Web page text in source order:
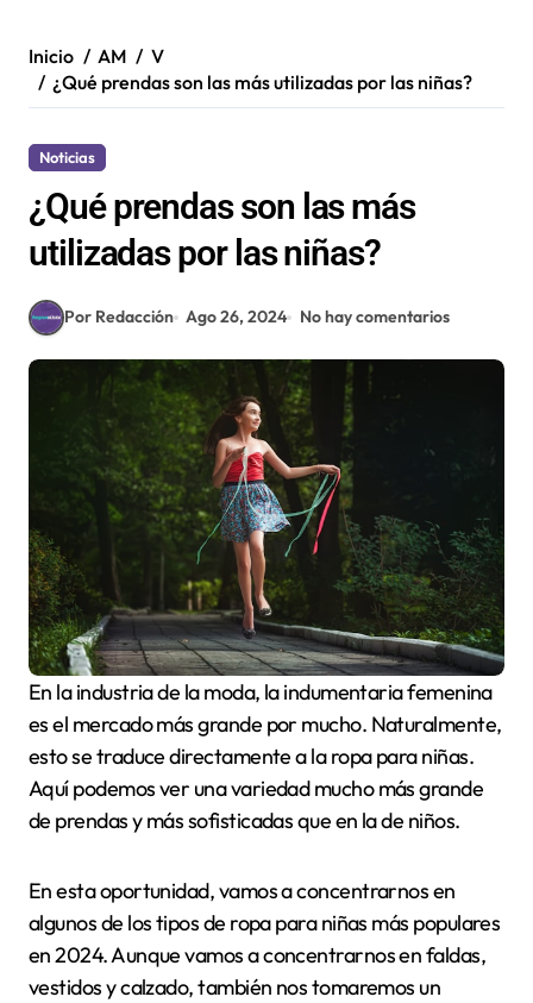
Inicio AM
V
¿Qué prendas son las más utilizadas por las niñas?
Noticias
¿Qué prendas son las más
utilizadas por las niñas?
Por Redacción Ago 26, 2024 No hay comentarios
En la industria de la moda, la indumentaria femenina
es el mercado más grande por mucho. Naturalmente,
esto se traduce directamente a la ropa para niñas.
Aquí podemos ver una variedad mucho más grande
de prendas y más sofisticadas que en la de niños.
En esta oportunidad, vamos a concentrarnos en
algunos de los tipos de ropa para niñas más populares
en 2024. Aunque vamos a concentrarnos en faldas,
vestidos y calzado, también nos tomaremos un